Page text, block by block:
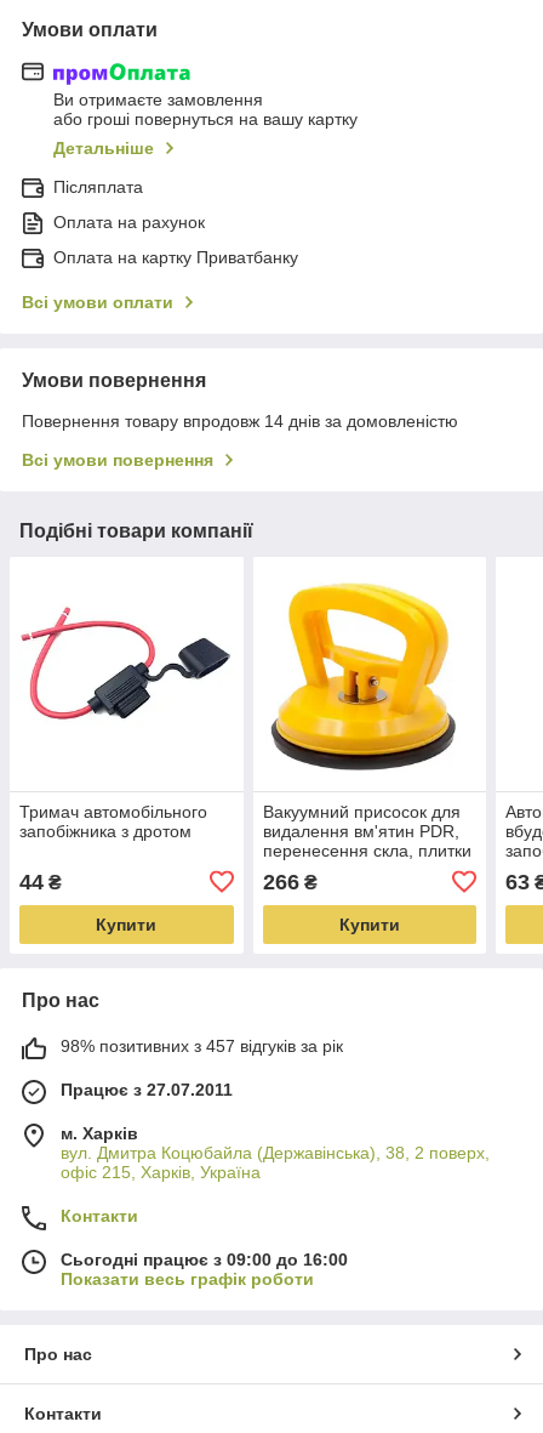
Умови оплати
Ви отримаєте замовлення
або гроші повернуться на вашу картку
Детальніше
Післяплата
Оплата на рахунок
Оплата на картку Приватбанку
Всі умови оплати
Умови повернення
Повернення товару впродовж 14 днів за домовленістю
Всі умови повернення
Подібні товари компанії
Тримач автомобільного
запобіжника з дротом
44 ₴
Купити
Вакуумний присосок для
видалення вм'ятин PDR,
перенесення скла, плитки
266₴
Купити
63
Про нас
98% позитивних з 457 відгуків за рік
Працює з 27.07.2011
м. Харків
вул. Дмитра Коцюбайла (Державінська), 38, 2 поверх,
офіс 215, Харків, Україна
Контакти
Сьогодні працює з 09:00 до 16:00
Показати весь графік роботи
Про нас
Контакти